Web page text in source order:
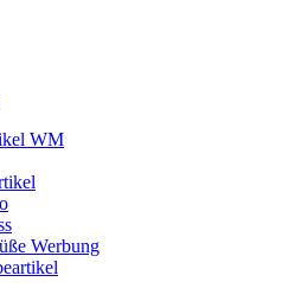
WM
Werbung